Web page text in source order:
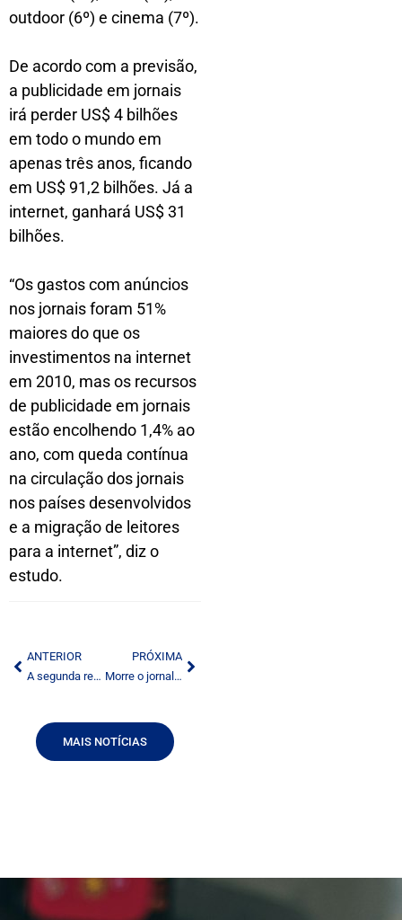
outdoor (6º) e cinema (7º).
De acordo com a previsão,
a publicidade em jornais
irá perder US$ 4 bilhões
em todo o mundo em
apenas três anos, ficando
em US$ 91,2 bilhões. Já a
internet, ganhará US$ 31
bilhões.
“Os gastos com anúncios
nos jornais foram 51%
maiores do que os
investimentos na internet
em 2010, mas os recursos
de publicidade em jornais
estão encolhendo 1,4% ao
ano, com queda contínua
na circulação dos jornais
nos países desenvolvidos
e a migração de leitores
para a internet”, diz o
estudo.
ANTERIOR
A segunda revolução digital da televisão
PRÓXIMA
Morre o jornalista e promotor de eventos José Otávio Rocha
MAIS NOTÍCIAS